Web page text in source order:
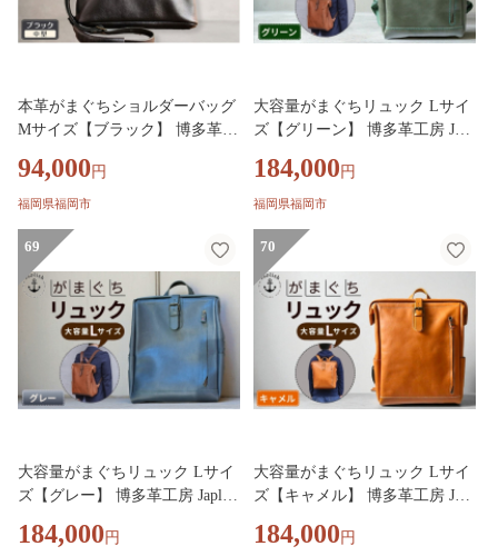
本革がまぐちショルダーバッグ
Mサイズ【ブラック】 博多革工
94,000 円
福岡県福岡市
大容量がまぐちリュック Lサイ
ズ【グリーン】 博多革工房 Japl
184,000 円
福岡県福岡市
69
大容量がまぐちリュック Lサイ
ズ【グレー】 博多革工房 Japlish
184,000 円
70
大容量がまぐちリュック Lサイ
ズ【キャメル】 博多革工房 Japl
184,000 円